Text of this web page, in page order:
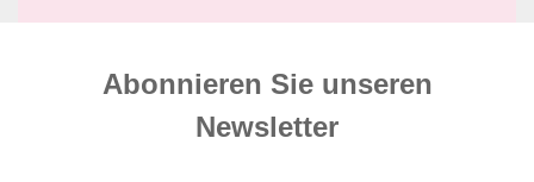
Abonnieren Sie unseren
News­letter